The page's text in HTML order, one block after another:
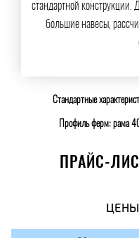
стандартной
большие навесы,
Стандартные
Профиль ферм: рама
ПРАЙС-